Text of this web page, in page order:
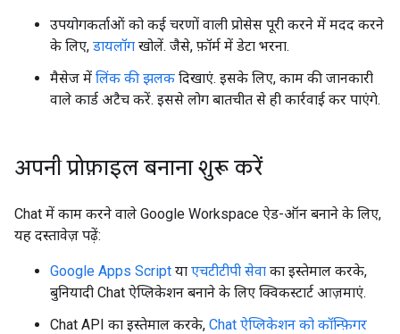
उपयोगकर्ताओं को कई चरणों वाली प्रोसेस पूरी करने में मदद करने
के लिए, डायलॉग खोलें. जैसे, फ़ॉर्म में डेटा भरना.
मैसेज में लिंक की झलक दिखाएं. इसके लिए, काम की जानकारी
वाले कार्ड अटैच करें. इससे लोग बातचीत से ही कार्रवाई कर पाएंगे.
अपनी प्रोफ़ाइल बनाना शुरू करें
Chat में काम करने वाले Google Workspace ऐड-ऑन बनाने के लिए,
यह दस्तावेज़ पढ़ें:
Google Apps Script या एचटीटीपी सेवा का इस्तेमाल करके,
बुनियादी Chat ऐप्लिकेशन बनाने के लिए क्विकस्टार्ट आज़माएं.
Chat API का इस्तेमाल करके, Chat ऐप्लिकेशन को कॉन्फ़िगर